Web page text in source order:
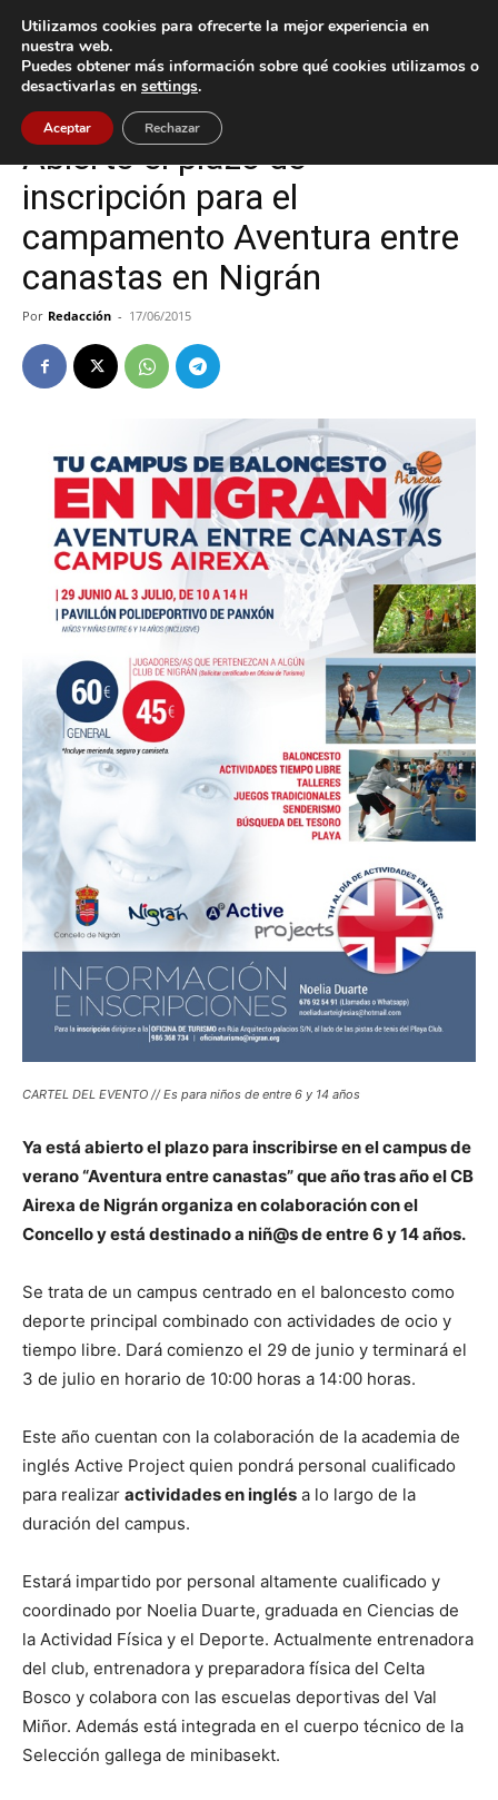
Inicio Nigrán
Nigrán
Abierto el plazo de
inscripción para el
campamento Aventura entre
canastas en Nigrán
Por Redacción - 17/06/2015
CARTEL DEL EVENTO // Es para niños de entre 6 y 14 años
Ya está abierto el plazo para inscribirse en el campus de
verano “Aventura entre canastas” que año tras año el CB
Airexa de Nigrán organiza en colaboración con el
Concello y está destinado a niñ@s de entre 6 y 14 años.
Se trata de un campus centrado en el baloncesto como
deporte principal combinado con actividades de ocio y
tiempo libre. Dará comienzo el 29 de junio y terminará el
3 de julio en horario de 10:00 horas a 14:00 horas.
Este año cuentan con la colaboración de la academia de
inglés Active Project quien pondrá personal cualificado
para realizar actividades en inglés a lo largo de la
duración del campus.
Estará impartido por personal altamente cualificado y
coordinado por Noelia Duarte, graduada en Ciencias de
la Actividad Física y el Deporte. Actualmente entrenadora
del club, entrenadora y preparadora física del Celta
Bosco y colabora con las escuelas deportivas del Val
Miñor. Además está integrada en el cuerpo técnico de la
Selección gallega de minibasekt.
Utilizamos cookies para ofrecerte la mejor experiencia en
nuestra web.
Puedes obtener más información sobre qué cookies utilizamos o
desactivarlas en settings.
Aceptar Rechazar